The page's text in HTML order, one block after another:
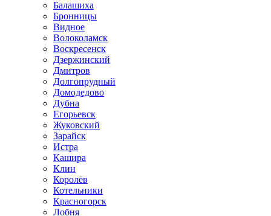
Балашиха
Бронницы
Видное
Волоколамск
Воскресенск
Дзержинский
Дмитров
Долгопрудный
Домодедово
Дубна
Егорьевск
Жуковский
Зарайск
Истра
Кашира
Клин
Королёв
Котельники
Красногорск
Лобня